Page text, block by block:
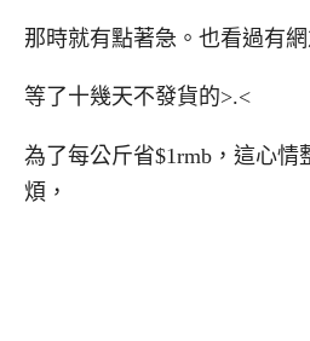
那時就有點著急。也看過有網
等了十幾天不發貨的>.<
為了每公斤省$1rmb，這心情
煩，